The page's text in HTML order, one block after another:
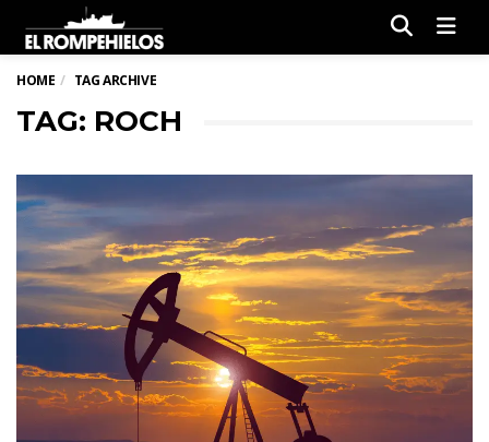
HOME TAG ARCHIVE
TAG: ROCH